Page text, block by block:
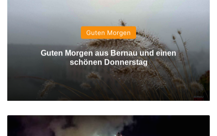
Guten Morgen
Guten Morgen aus Bernau und einen
schönen Donnerstag